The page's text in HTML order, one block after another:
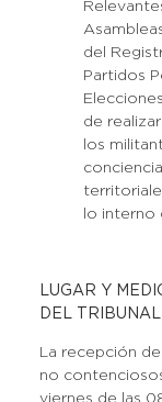
del
Partidos
de
los
lo interno
LUGAR Y
DEL
La recepción
no
viernes de las